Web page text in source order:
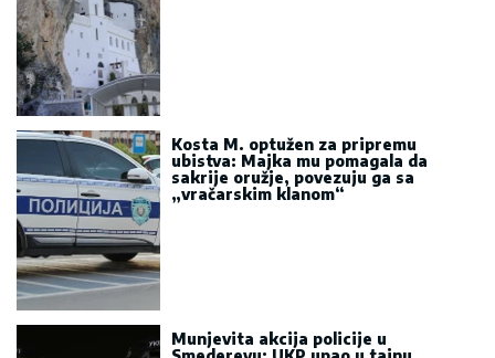
Kosta M. optužen za pripremu
ubistva: Majka mu pomagala da
sakrije oružje, povezuju ga sa
„vračarskim klanom“
Munjevita akcija policije u